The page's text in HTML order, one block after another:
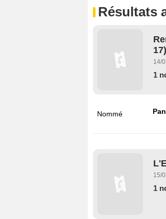
Résultats
17)
14/
1
Nommé
15/
1